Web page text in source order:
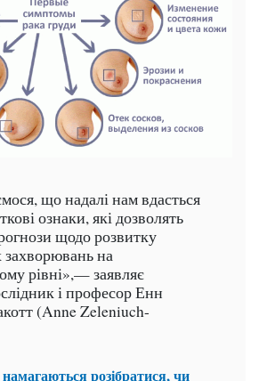
що надалі нам вдасться
ознаки, які дозволять
щодо розвитку
захворювань на
рівні»,— заявляє
і професор Енн
(Anne Zeleniuch-
розібратися, чи